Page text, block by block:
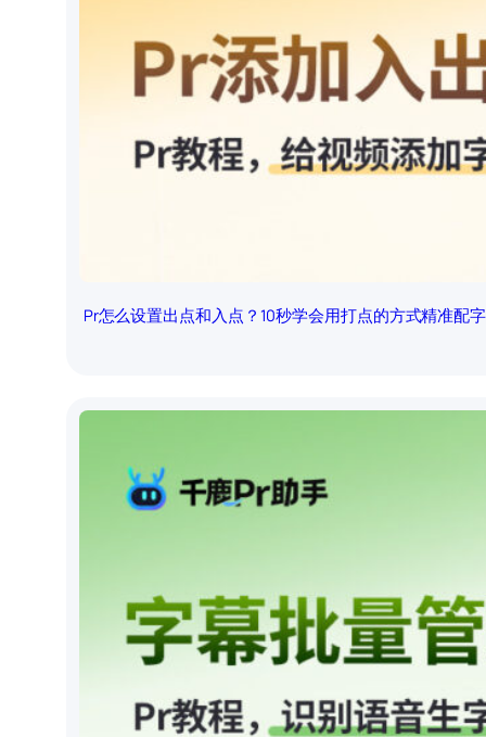
Pr怎么设置出点和入点？10秒学会用打点的方式精准配